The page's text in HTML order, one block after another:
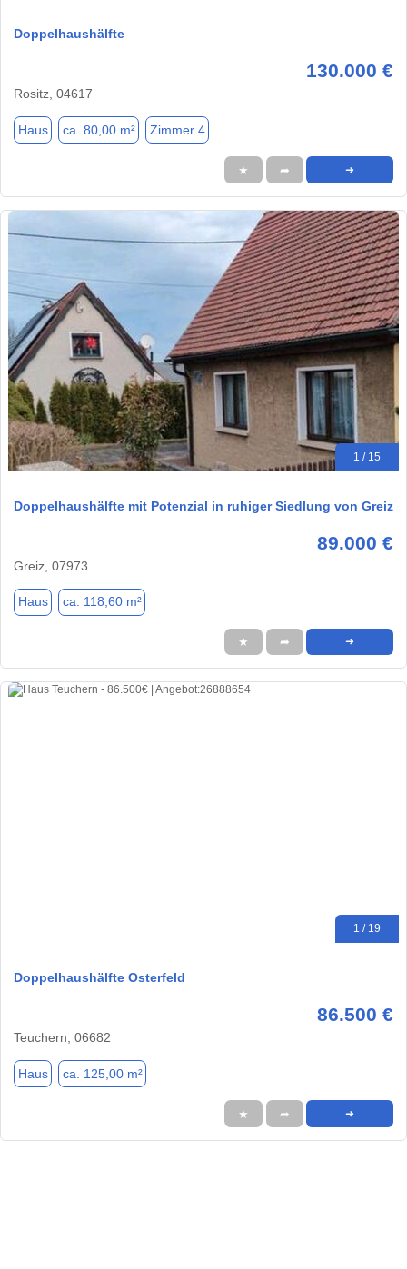
Doppelhaushälfte
130.000 €
Rositz, 04617
Haus ca. 80,00 m² Zimmer 4
★ ➦ ➜
1 / 15
Doppelhaushälfte mit Potenzial in ruhiger Siedlung von Greiz
89.000 €
Greiz, 07973
Haus ca. 118,60 m²
★ ➦ ➜
1 / 19
Doppelhaushälfte Osterfeld
86.500 €
Teuchern, 06682
Haus ca. 125,00 m²
★ ➦ ➜